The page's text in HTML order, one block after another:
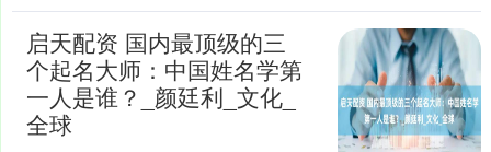
启天配资 国内最顶级的三
个起名大师：中国姓名学第
一人是谁？_颜廷利_文化_
全球